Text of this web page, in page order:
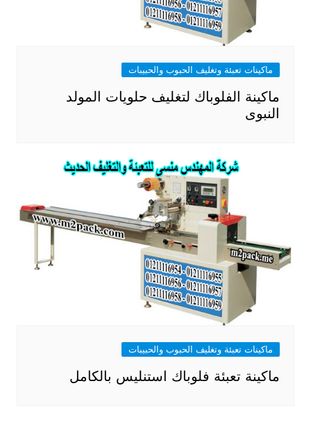
ماكينات تعبئة وتغليف الحبوب والحبيبات
ماكينة الفلوباك لتغليف حلويات المولد
النبوى
ماكينات تعبئة وتغليف الحبوب والحبيبات
ماكينة تعبئة فلوباك استنليس بالكامل